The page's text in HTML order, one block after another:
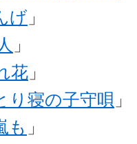
げ 」
」
花 」
り寝の子守唄 」
も 」